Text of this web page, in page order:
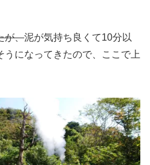
が、泥が気持ち良くて10分以
うになってきたので、ここで上